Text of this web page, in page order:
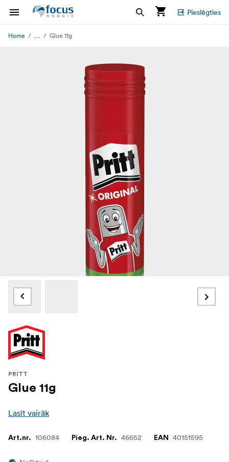
Pieslēgties
Home ... Glue 11g
PRITT
Glue 11g
Lasīt vairāk
Art.nr. 106084 Pieg. Art. Nr. 46652 EAN 40151595